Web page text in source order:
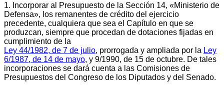
1. Incorporar al Presupuesto de la Sección 14, «Ministerio de
Defensa», los remanentes de crédito del ejercicio
precedente, cualquiera que sea el Capítulo en que se
produzcan, siempre que procedan de dotaciones fijadas en
cumplimiento de la
Ley 44/1982, de 7 de julio, prorrogada y ampliada por la Ley
6/1987, de 14 de mayo, y 9/1990, de 15 de octubre. De tales
incorporaciones se dará cuenta a las Comisiones de
Presupuestos del Congreso de los Diputados y del Senado.